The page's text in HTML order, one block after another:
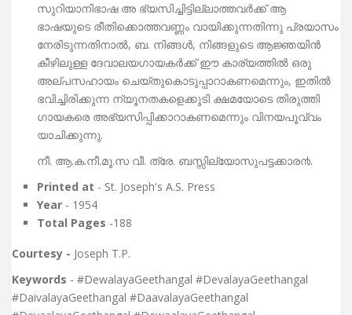
സുറിയാനിഭാഷ അ ഭ്യസിച്ചിട്ടില്ലാത്തവർക്ക് ആ
ഭാഷയുടെ രീതിക്കൊത്തവണ്ണം വായിക്കുന്നതിന്നു പ്രയാസം
നേരിടുന്നതിനാല്‍, ബ. നിങ്ങൾ, നിങ്ങളുടെ ആജ്ഞയിൻ
കീഴിലുള്ള ദേവാലയഗായകർക്ക് ഈ കാര്യത്തിൽ ഒരു
അല്പസഹായം ചെയ്തുകൊടുപ്പാറാകണമെന്നും, ഇതില്‍
ഭവിച്ചിരിക്കുന്ന ന്യൂനതകളെക്കൂടി ക്ഷമയോടെ തിരുത്തി
ഗായകരെ അഭ്യസിപ്പിക്കാറാകണമെന്നും വിനയപൂവ്വം
യാചിക്കുന്നു.
നീ. ആ.ക.നീ.മൂ.സ വീ. ത്രേ. ബസ്സില്യോസുപട്ടക്കാര൯.
Printed at - St. Joseph's A.S. Press
Year - 1954
Total Pages -188
Courtesy - Joseph T.P.
Keywords - #DewalayaGeethangal #DevalayaGeethangal
#DaivalayaGeethangal #DaavalayaGeethangal